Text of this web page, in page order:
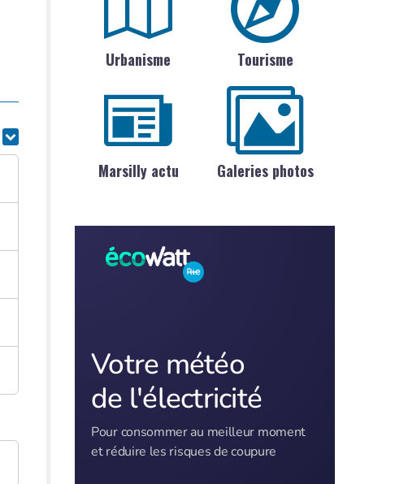
Urbanisme Tourisme
Marsilly actu Galeries photos